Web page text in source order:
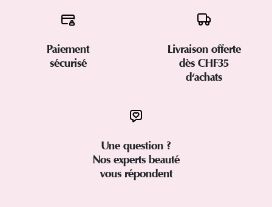
Paiement
sécurisé
Livraison offerte
dès CHF35
d'achats
Une question ?
Nos experts beauté
vous répondent